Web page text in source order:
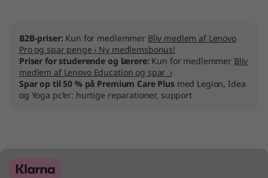
B2B-priser: Kun for medlemmer Bliv medlem af Lenovo
Pro og spar penge › Ny medlemsbonus!
Priser for studerende og lærere: Kun for medlemmer Bliv
medlem af Lenovo Education og spar ›
Spar op til 50 % på Premium Care Plusmed Legion, Idea
og Yoga pc'er: hurtige reparationer, support